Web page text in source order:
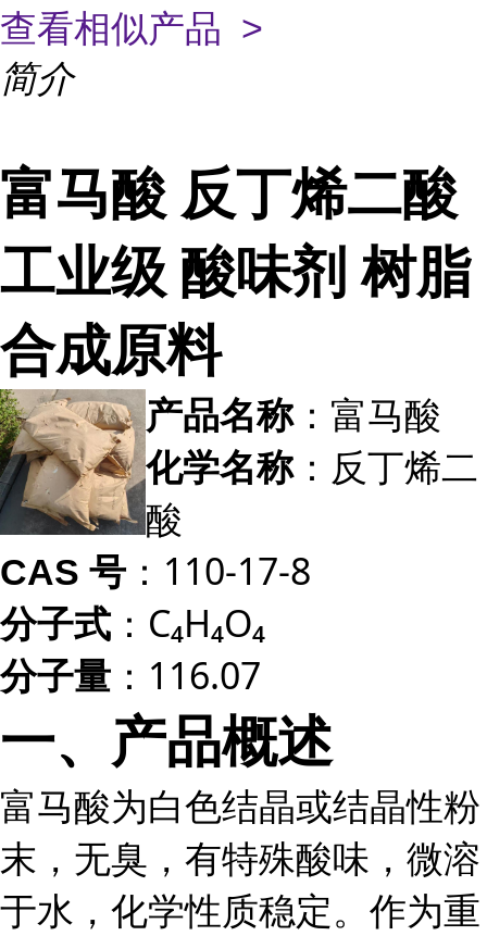
查看相似产品 >
简介
富马酸 反丁烯二酸
工业级 酸味剂 树脂
合成原料
产品名称：富马酸
化学名称：反丁烯二
酸
CAS 号 ：110-17-8
分子式 ：C₄H₄O₄
分子量 ：116.07
一、产品概述
富马酸为白色结晶或结晶性粉
末，无臭，有特殊酸味，微溶
于水，化学性质稳定。作为重